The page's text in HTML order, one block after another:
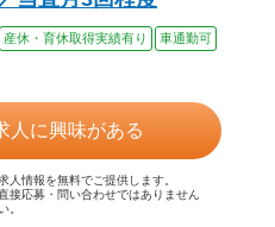
産休・育休取得実績有り
車通勤可
人に興味がある
人情報を無料でご提供します。
接応募・問い合わせではありません
。